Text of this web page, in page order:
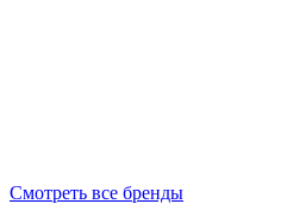
Смотреть все бренды